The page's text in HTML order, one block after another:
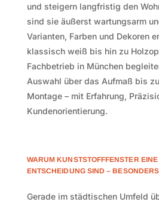
und steigern langfristig den
sind sie äußerst wartungsarm
Varianten, Farben und Dekoren
klassisch weiß bis hin zu
Fachbetrieb in München
Auswahl über das Aufmaß bis
Montage – mit Erfahrung,
Kundenorientierung.
WARUM KUNSTSTOFFFENSTER
ENTSCHEIDUNG SIND –
Gerade im städtischen Umfeld